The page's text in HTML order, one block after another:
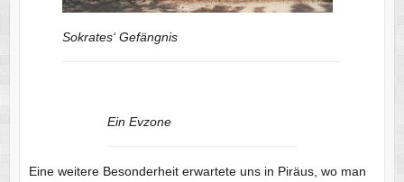
Sokrates‘ Gefängnis
Ein Evzone
Eine weitere Besonderheit erwartete uns in Piräus, wo man